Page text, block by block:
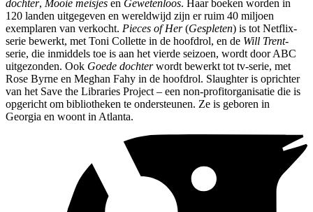
dochter, Mooie meisjes en Gewetenloos. Haar boeken worden in
120 landen uitgegeven en wereldwijd zijn er ruim 40 miljoen
exemplaren van verkocht. Pieces of Her(Gespleten) is tot Netflix-
serie bewerkt, met Toni Collette in de hoofdrol, en de Will Trent-
serie, die inmiddels toe is aan het vierde seizoen, wordt door ABC
uitgezonden. Ook Goede dochterwordt bewerkt tot tv-serie, met
Rose Byrne en Meghan Fahy in de hoofdrol. Slaughter is oprichter
van het Save the Libraries Project – een non-profitorganisatie die is
opgericht om bibliotheken te ondersteunen. Ze is geboren in
Georgia en woont in Atlanta.